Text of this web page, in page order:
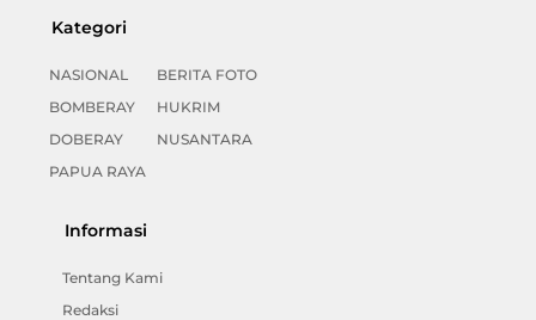
Kategori
NASIONAL
BOMBERAY
DOBERAY
PAPUA RAYA
BERITA FOTO
HUKRIM
NUSANTARA
Informasi
Tentang Kami
Redaksi